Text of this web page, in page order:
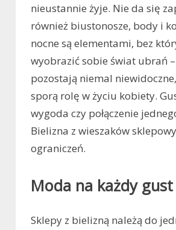
nieustannie żyje. Nie da się
również biustonosze, body i
nocne są elementami, bez
wyobrazić sobie świat ubrań
pozostają niemal
sporą rolę w życiu kobiety.
wygoda czy połączenie
Bielizna z wieszaków
ograniczeń.
Moda na każdy gust
Sklepy z bielizną należą do